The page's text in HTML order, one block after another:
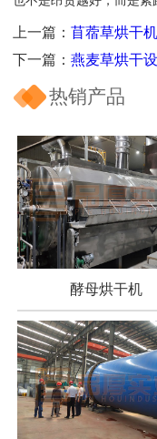
上一篇： 苜蓿草烘干
下一篇： 燕麦草烘干
热销产品
酵母烘干机